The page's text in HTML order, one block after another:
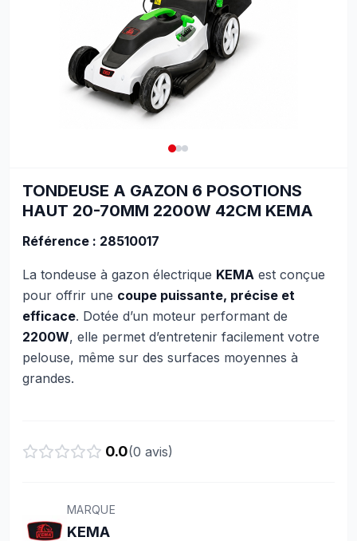
TONDEUSE A GAZON 6 POSOTIONS
HAUT 20-70MM 2200W 42CM KEMA
Référence : 28510017
La tondeuse à gazon électrique KEMA est conçue
pour offrir une coupe puissante, précise et
efficace. Dotée d’un moteur performant de
2200W, elle permet d’entretenir facilement votre
pelouse, même sur des surfaces moyennes à
grandes.
0.0(0 avis)
MARQUE
KEMA